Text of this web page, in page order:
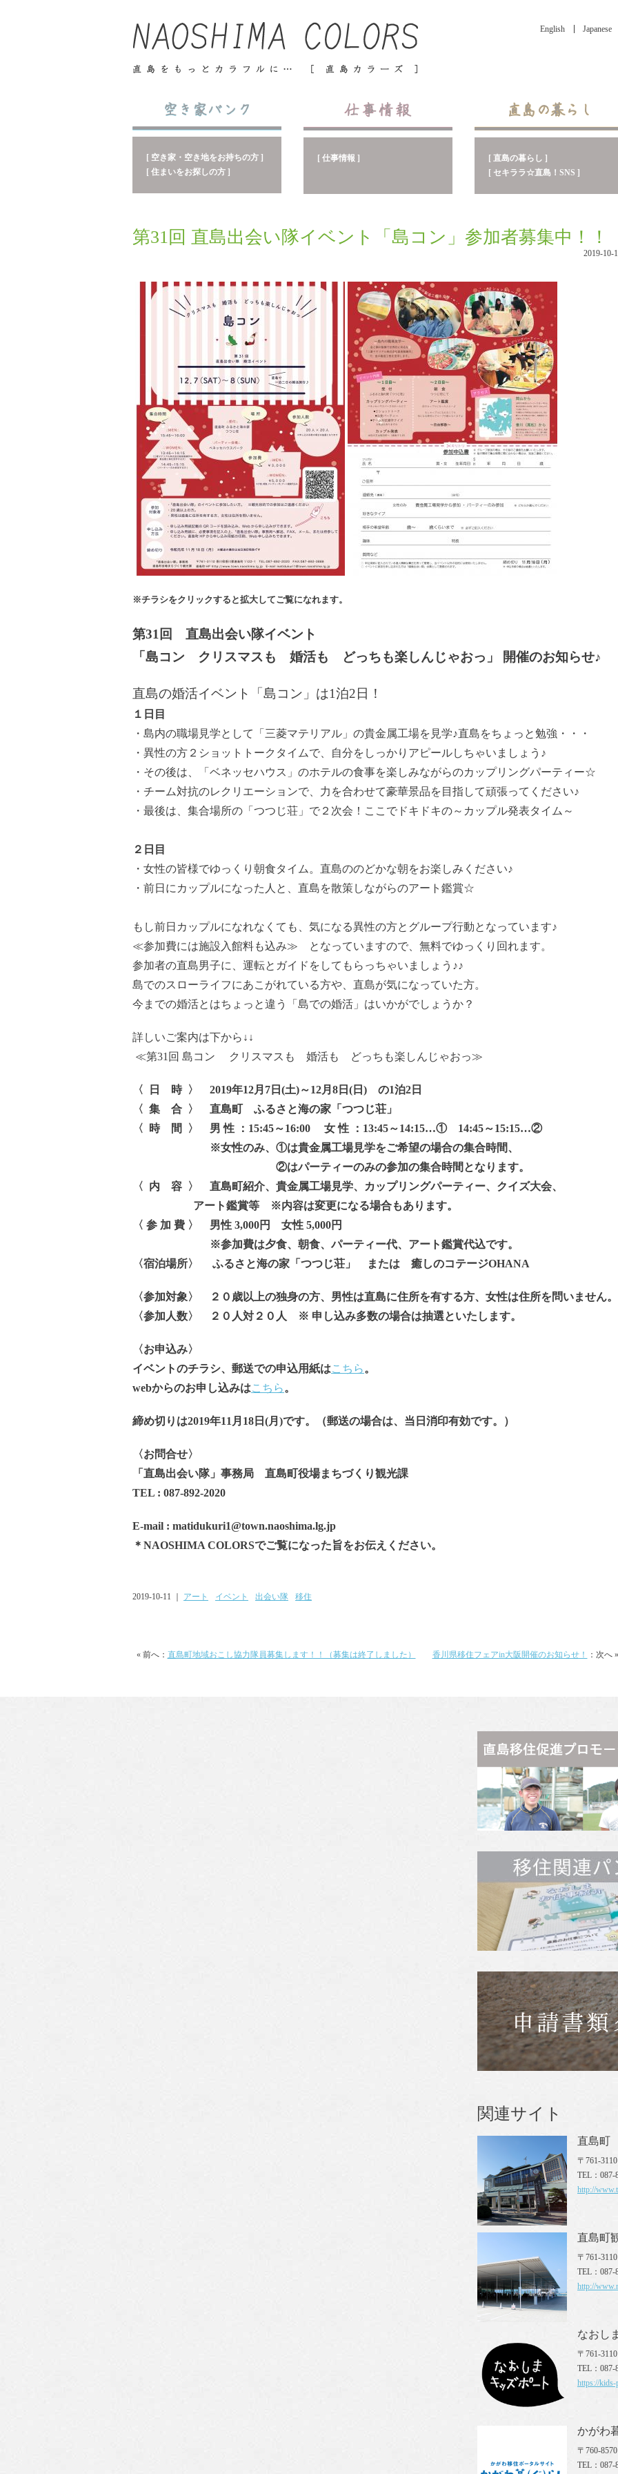
English Japanese
[ 空き家・空き地をお持ちの方 ]
[ 住まいをお探しの方 ]
[ 仕事情報 ]
[ 直島の暮らし ]
[ セキララ☆直島！SNS ]
第31回 直島出会い隊イベント「島コン」参加者募集中！！
2019-10-
※チラシをクリックすると拡大してご覧になれます。
第31回 直島出会い隊イベント
「島コン クリスマスも 婚活も どっちも楽しんじゃおっ」 開催のお知らせ♪
直島の婚活イベント「島コン」は1泊2日！
１日目
・島内の職場見学として「三菱マテリアル」の貴金属工場を見学♪直島をちょっと勉強・・・
・異性の方２ショットトークタイムで、自分をしっかりアピールしちゃいましょう♪
・その後は、「ベネッセハウス」のホテルの食事を楽しみながらのカップリングパーティー☆
・チーム対抗のレクリエーションで、力を合わせて豪華景品を目指して頑張ってください♪
・最後は、集合場所の「つつじ荘」で２次会！ここでドキドキの～カップル発表タイム～
２日目
・女性の皆様でゆっくり朝食タイム。直島ののどかな朝をお楽しみください♪
・前日にカップルになった人と、直島を散策しながらのアート鑑賞☆
もし前日カップルになれなくても、気になる異性の方とグループ行動となっています♪
≪参加費には施設入館料も込み≫ となっていますので、無料でゆっくり回れます。
参加者の直島男子に、運転とガイドをしてもらっちゃいましょう♪♪
島でのスローライフにあこがれている方や、直島が気になっていた方。
今までの婚活とはちょっと違う「島での婚活」はいかがでしょうか？
詳しいご案内は下から↓↓
≪第31回 島コン クリスマスも 婚活も どっちも楽しんじゃおっ≫
〈 日 時 〉 2019年12月7日(土)～12月8日(日) の1泊2日
〈 集 合 〉 直島町 ふるさと海の家「つつじ荘」
〈 時 間 〉 男 性 ：15:45～16:00 女 性 ：13:45～14:15…① 14:45～15:15…②
※女性のみ、①は貴金属工場見学をご希望の場合の集合時間、
②はパーティーのみの参加の集合時間となります。
〈 内 容 〉 直島町紹介、貴金属工場見学、カップリングパーティー、クイズ大会、
アート鑑賞等 ※内容は変更になる場合もあります。
〈 参 加 費 〉 男性 3,000円 女性 5,000円
※参加費は夕食、朝食、パーティー代、アート鑑賞代込です。
〈宿泊場所〉 ふるさと海の家「つつじ荘」 または 癒しのコテージOHANA
〈参加対象〉 ２０歳以上の独身の方、男性は直島に住所を有する方、女性は住所を問いません。
〈参加人数〉 ２０人対２０人 ※ 申し込み多数の場合は抽選といたします。
〈お申込み〉
イベントのチラシ、郵送での申込用紙はこちら。
webからのお申し込みはこちら。
締め切りは2019年11月18日(月)です。（郵送の場合は、当日消印有効です。）
〈お問合せ〉
「直島出会い隊」事務局 直島町役場まちづくり観光課
TEL : 087-892-2020
E-mail : matidukuri1@town.naoshima.lg.jp
＊NAOSHIMA COLORSでご覧になった旨をお伝えください。
2019-10-11 ｜ アート イベント 出会い隊 移住
« 前へ： 直島町地域おこし協力隊員募集します！！（募集は終了しました） 香川県移住フェアin大阪開催のお知らせ！ ：次へ »
関連サイト
直島町
〒761-
TEL：087-
http://
直島町
〒761-
TEL：087-
http://
なおし
〒761-
TEL：087-
https://kids-
かがわ
〒760-
TEL：087-